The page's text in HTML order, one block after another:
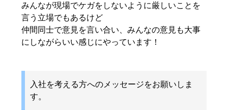
みんなが現場でケガをしないように厳しいことを
言う立場でもあるけど
仲間同士で意見を言い合い、みんなの意見も大事
にしながらいい感じにやっています！
入社を考える方へのメッセージをお願いしま
す。